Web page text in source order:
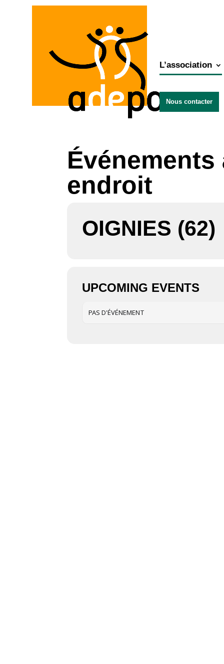
L’association
Nous contacter
Événements
endroit
OIGNIES (62)
UPCOMING EVENTS
PAS D'ÉVÉNEMENT